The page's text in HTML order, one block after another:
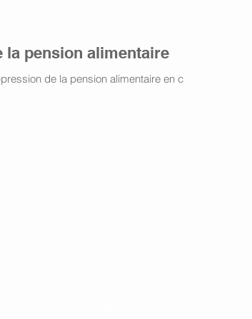
la pension alimentaire
de la pension alimentaire en cas